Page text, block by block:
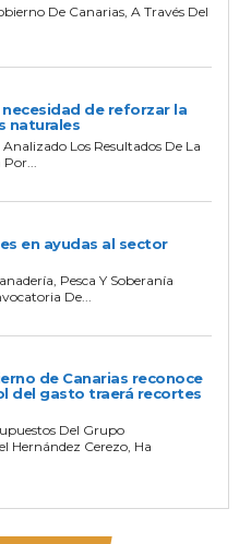
De Canarias, A Través Del
de reforzar la
naturales
Los Resultados De La
en ayudas al sector
Pesca Y Soberanía
De...
de Canarias reconoce
del gasto traerá recortes
Del Grupo
Hernández Cerezo, Ha